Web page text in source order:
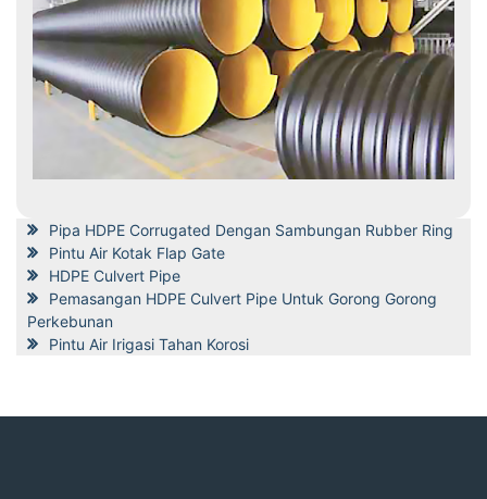
Pipa HDPE Corrugated Dengan Sambungan Rubber Ring
Pintu Air Kotak Flap Gate
HDPE Culvert Pipe
Pemasangan HDPE Culvert Pipe Untuk Gorong Gorong
Perkebunan
Pintu Air Irigasi Tahan Korosi